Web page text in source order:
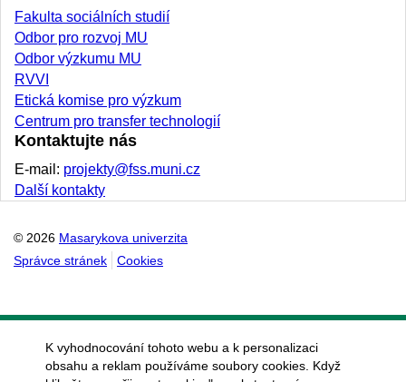
Fakulta sociálních studií
Odbor pro rozvoj MU
Odbor výzkumu MU
RVVI
Etická komise pro výzkum
Centrum pro transfer technologií
Kontaktujte nás
E-mail: projekty@fss.muni.cz
Další kontakty
© 2026 Masarykova univerzita
Správce stránek
Cookies
K vyhodnocování tohoto webu a k personalizaci
obsahu a reklam používáme soubory cookies. Když